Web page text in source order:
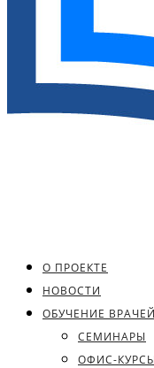
О ПРОЕКТЕ
НОВОСТИ
ОБУЧЕНИЕ ВРАЧЕЙ
СЕМИНАРЫ
ОФИС-КУРСЫ